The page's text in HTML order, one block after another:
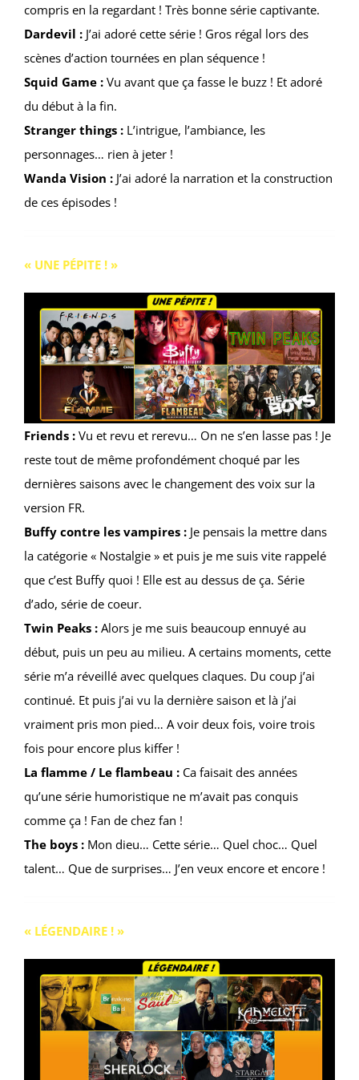
compris en la regardant ! Très bonne série captivante.
Dardevil :J’ai adoré cette série ! Gros régal lors des
scènes d’action tournées en plan séquence !
Squid Game :Vu avant que ça fasse le buzz ! Et adoré
du début à la fin.
Stranger things :L’intrigue, l’ambiance, les
personnages… rien à jeter !
Wanda Vision :J’ai adoré la narration et la construction
de ces épisodes !
« UNE PÉPITE ! »
Friends :Vu et revu et rerevu… On ne s’en lasse pas ! Je
reste tout de même profondément choqué par les
dernières saisons avec le changement des voix sur la
version FR.
Buffy contre les vampires :Je pensais la mettre dans
la catégorie « Nostalgie » et puis je me suis vite rappelé
que c’est Buffy quoi ! Elle est au dessus de ça. Série
d’ado, série de coeur.
Twin Peaks :Alors je me suis beaucoup ennuyé au
début, puis un peu au milieu. A certains moments, cette
série m’a réveillé avec quelques claques. Du coup j’ai
continué. Et puis j’ai vu la dernière saison et là j’ai
vraiment pris mon pied… A voir deux fois, voire trois
fois pour encore plus kiffer !
La flamme / Le flambeau :Ca faisait des années
qu’une série humoristique ne m’avait pas conquis
comme ça ! Fan de chez fan !
The boys :Mon dieu… Cette série… Quel choc… Quel
talent… Que de surprises… J’en veux encore et encore !
« LÉGENDAIRE ! »